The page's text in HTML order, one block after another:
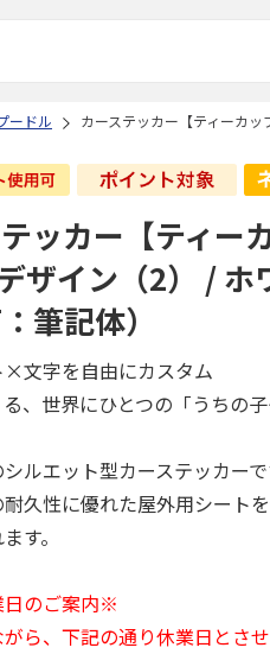
ードル カーステッカー【ティーカ
ッカー【ティー
ザイン（2） / ホ
筆記体）
×文字を自由にカスタム
、世界にひとつの「うちの子
ルエット型カーステッカーで
耐久性に優れた屋外用シート
す。
のご案内※
ら、下記の通り休業日とさせ